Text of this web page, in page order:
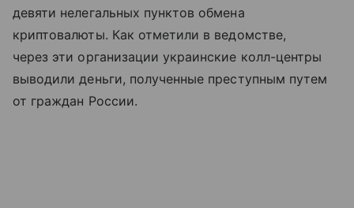
девяти нелегальных пунктов обмена
криптовалюты. Как отметили в ведомстве,
через эти организации украинские колл-центры
выводили деньги, полученные преступным путем
от граждан России.